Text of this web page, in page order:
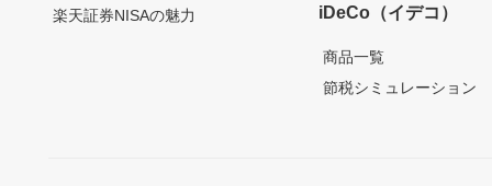
楽天証券NISAの魅力
iDeCo（イデコ）
商品一覧
節税シミュレーション